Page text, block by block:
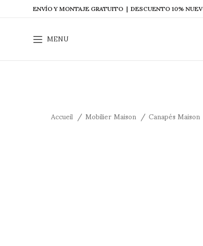
ENVÍO Y MONTAJE GRATUITO | DESCUENTO 10%
MENU
Accueil Mobilier Maison Canapés Maison